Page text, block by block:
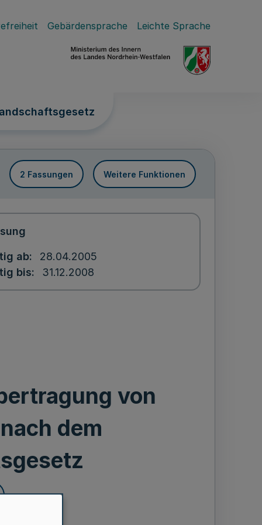
Gebärdensprache Leichte Sprache
2 Fassungen Weitere Funktionen
ab
28.04.2005
bis
31.12.2008
von
dem